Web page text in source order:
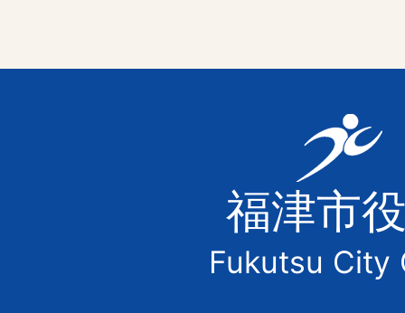
福
津
市
の
福津市
Fukutsu City